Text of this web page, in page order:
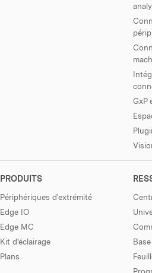
GxP
PRODUITS
Périphériques d'extrémité
Edge IO
Edge MC
Kit d'éclairage
Plans